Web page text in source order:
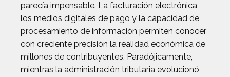
parecía impensable. La facturación electrónica,
los medios digitales de pago y la capacidad de
procesamiento de información permiten conocer
con creciente precisión la realidad económica de
millones de contribuyentes. Paradójicamente,
mientras la administración tributaria evolucionó